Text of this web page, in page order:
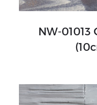
NW-01013